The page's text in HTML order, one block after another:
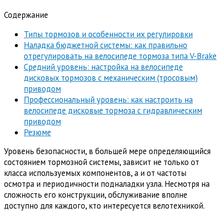
Содержание
Типы тормозов и особенности их регулировки
Наладка бюджетной системы: как правильно
отрегулировать на велосипеде тормоза типа V-Brake
Средний уровень: настройка на велосипеде
дисковых тормозов с механическим (тросовым)
приводом
Профессиональный уровень: как настроить на
велосипеде дисковые тормоза с гидравлическим
приводом
Резюме
Уровень безопасности, в большей мере определяющийся
состоянием тормозной системы, зависит не только от
класса используемых компонентов, а и от частоты
осмотра и периодичности подналадки узла. Несмотря на
сложность его конструкции, обслуживание вполне
доступно для каждого, кто интересуется велотехникой.